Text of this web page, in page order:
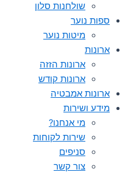
שולחנות סלון
ספות נוער
מיטות נוער
ארונות
ארונות הזזה
ארונות קודש
ארונות אמבטיה
מידע ושירות
מי אנחנו?
שירות לקוחות
סניפים
צור קשר